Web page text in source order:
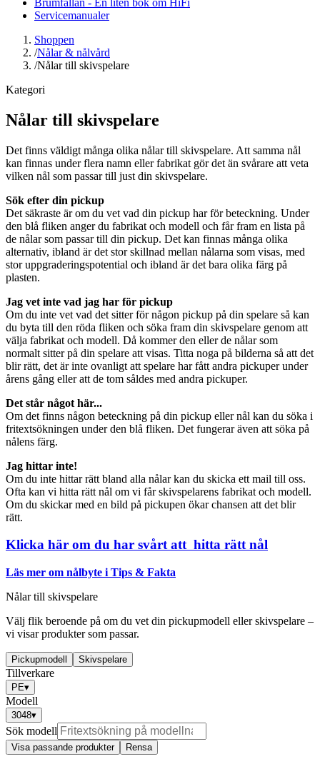
Servicemanualer
Shoppen
/Nålar & nålvård
/Nålar till skivspelare
Kategori
Nålar till skivspelare
Det finns väldigt många olika nålar till skivspelare. Att samma nål
kan finnas under flera namn eller fabrikat gör det än svårare att veta
vilken nål som passar till just din skivspelare.
Sök efter din pickup
Det säkraste är om du vet vad din pickup har för beteckning. Under
den blå fliken anger du fabrikat och modell och får fram en lista på
de nålar som passar till din pickup. Det kan finnas många olika
alternativ, ibland är det stor skillnad mellan nålarna som visas, med
stor uppgraderingspotential och ibland är det bara olika färg på
plasten.
Jag vet inte vad jag har för pickup
Om du inte vet vad det sitter för någon pickup på din spelare så kan
du byta till den röda fliken och söka fram din skivspelare genom att
välja fabrikat och modell. Då kommer den eller de nålar som
normalt sitter på din spelare att visas. Titta noga på bilderna så att det
blir rätt, det är inte ovanligt att spelare har fått andra pickuper under
årens gång eller att de tom såldes med andra pickuper.
Det står något här...
Om det finns någon beteckning på din pickup eller nål kan du söka i
fritextsökningen under den blå fliken. Det fungerar även att söka på
nålens färg.
Jag hittar inte!
Om du inte hittar rätt bland alla nålar kan du skicka ett mail till oss.
Ofta kan vi hitta rätt nål om vi får skivspelarens fabrikat och modell.
Om du skickar med en bild på pickupen ökar chansen att det blir
rätt.
Klicka här om du har svårt att hitta rätt nål
Läs mer om nålbyte i Tips & Fakta
Nålar till skivspelare
Välj flik beroende på om du vet din pickupmodell eller skivspelare –
vi visar produkter som passar.
Pickupmodell Skivspelare
Tillverkare
PE▾
Modell
3048▾
Sök modell
Visa passande produkter Rensa